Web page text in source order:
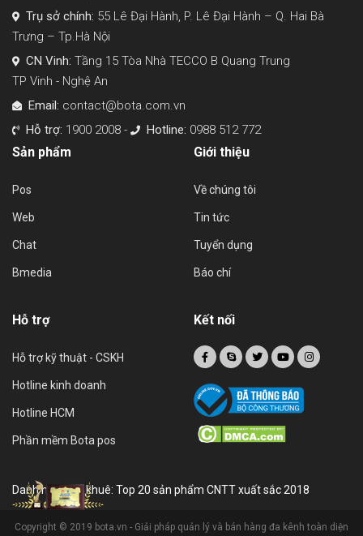
Trụ sở chính: 55 Lê Đại Hành, P. Lê Đại Hành – Q. Hai Bà
Trưng – Tp.Hà Nội
CN Vinh: Tầng 15 Tòa Nhà TECCO B Quang Trung
TP Vinh - Nghệ An
Email: contact@bota.com.vn
Hỗ trợ: 1900 2008 - Hotline: 0988 512 772
Sản phẩm
Pos
Web
Chat
Bmedia
Giới thiệu
Về chúng tôi
Tin tức
Tuyển dụng
Báo chí
Hỗ trợ
Hỗ trợ kỹ thuật - CSKH
Hotline kinh doanh
Hotline HCM
Phần mềm Bota pos
Kết nối
Danh hiệu sao khuê: Top 20 sản phẩm CNTT xuất sắc 2018
Copyright © 2019 bota.vn - Giải pháp quản lý và bán hàng đa kênh toàn diện